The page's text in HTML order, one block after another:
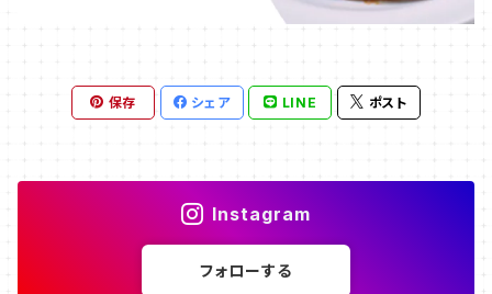
保存 シェア LINE ポスト
Instagram
フォローする